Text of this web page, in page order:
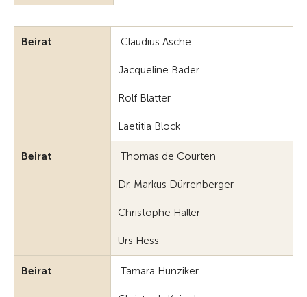
Beirat Claudius Asche
Jacqueline Bader
Rolf Blatter
Laetitia Block
Beirat Thomas de Courten
Dr. Markus Dürrenberger
Christophe Haller
Urs Hess
Beirat Tamara Hunziker